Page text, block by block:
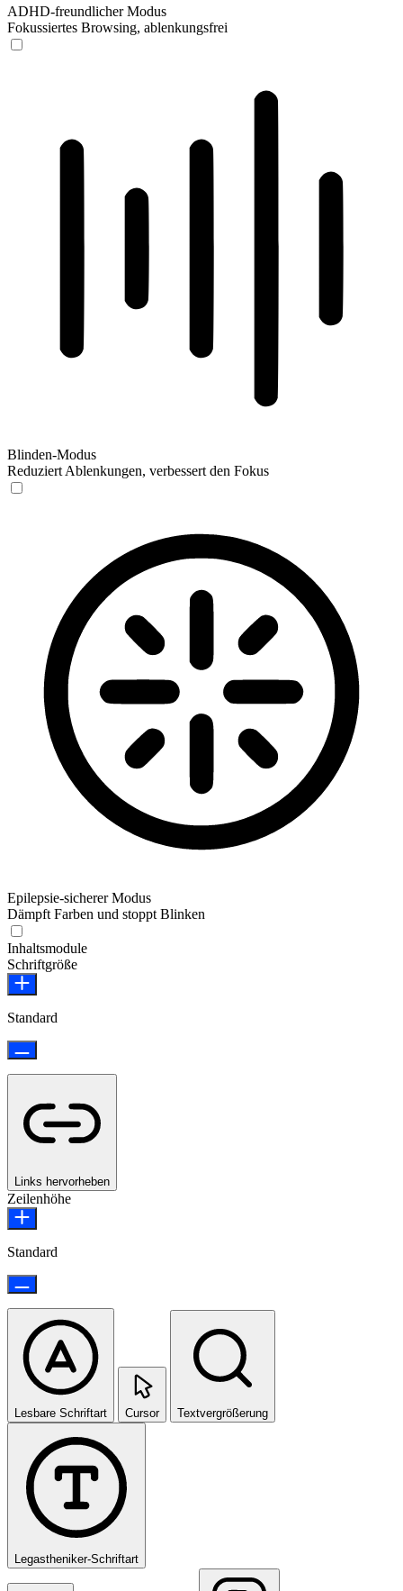
ADHD-freundlicher Modus
Fokussiertes Browsing, ablenkungsfrei
Blinden-Modus
Reduziert Ablenkungen, verbessert den Fokus
Epilepsie-sicherer Modus
Dämpft Farben und stoppt Blinken
Inhaltsmodule
Schriftgröße
Standard
Links hervorheben
Zeilenhöhe
Standard
Lesbare Schriftart Cursor Textvergrößerung
Legastheniker-Schriftart